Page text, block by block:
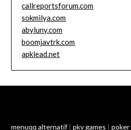
callreportsforum.com
sokmilya.com
abyluny.com
boomjavtrk.com
apklead.net
menuqq alternatif|pkv games |poker